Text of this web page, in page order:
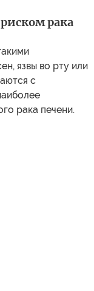
рака
язвы во рту или
с
рака печени.